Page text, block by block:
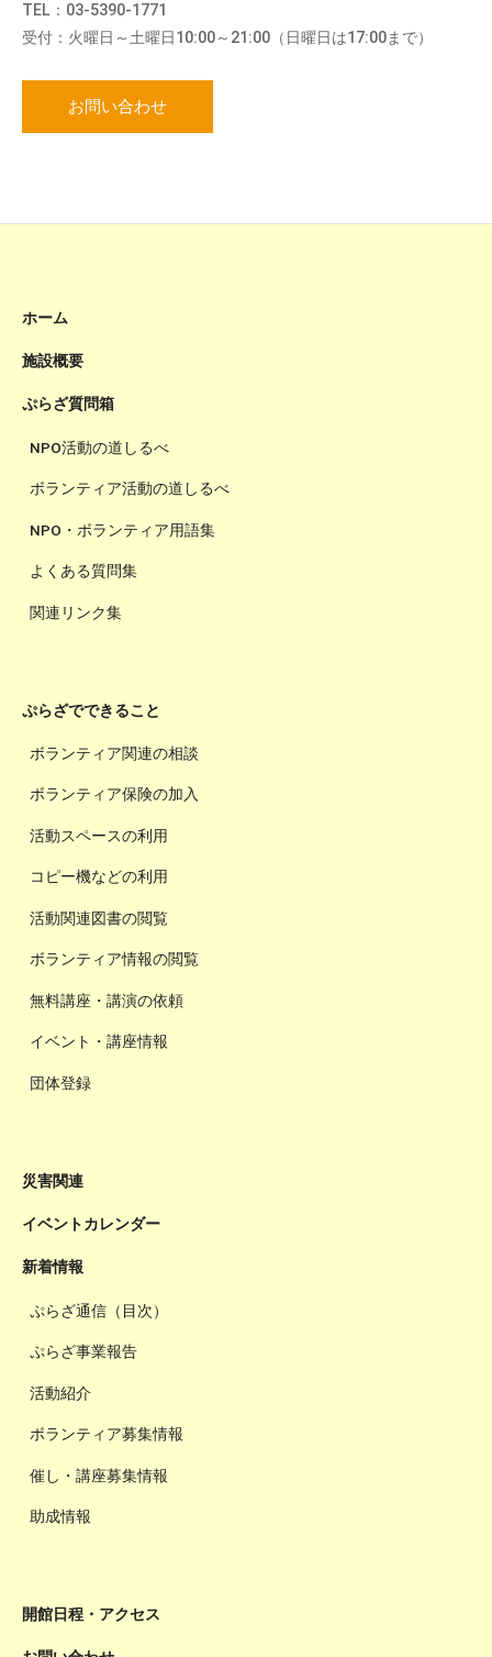
TEL：03-5390-1771
受付：火曜日～土曜日10:00～21:00（日曜日は17:00まで）
お問い合わせ
ホーム
施設概要
ぷらざ質問箱
NPO活動の道しるべ
ボランティア活動の道しるべ
NPO・ボランティア用語集
よくある質問集
関連リンク集
ぷらざでできること
ボランティア関連の相談
ボランティア保険の加入
活動スペースの利用
コピー機などの利用
活動関連図書の閲覧
ボランティア情報の閲覧
無料講座・講演の依頼
イベント・講座情報
団体登録
災害関連
イベントカレンダー
新着情報
ぷらざ通信（目次）
ぷらざ事業報告
活動紹介
ボランティア募集情報
催し・講座募集情報
助成情報
開館日程・アクセス